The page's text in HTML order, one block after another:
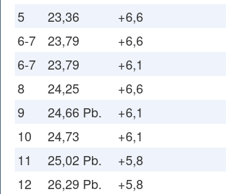
5
23,36 +6,6
6-7
23,79 +6,6
6-7
23,79 +6,1
8
24,25 +6,6
9
24,66 Pb. +6,1
10
24,73 +6,1
11
25,02 Pb. +5,8
12
26,29 Pb. +5,8